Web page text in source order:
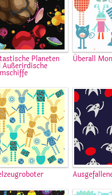
Planeten
Außerirdische
Überall